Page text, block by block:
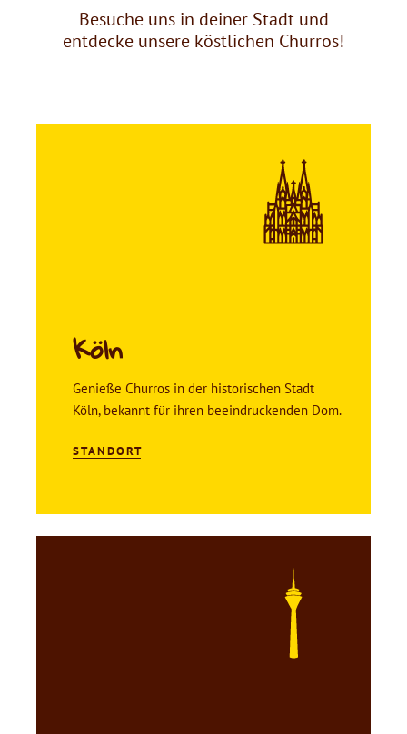
Besuche uns in deiner Stadt und
entdecke unsere köstlichen Churros!
Köln
Genieße Churros in der historischen Stadt
Köln, bekannt für ihren beeindruckenden Dom.
STANDORT